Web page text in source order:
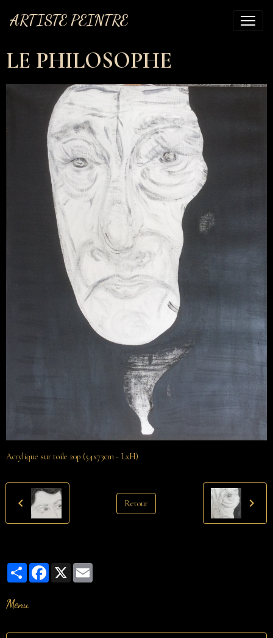
ARTISTE PEINTRE
LE PHILOSOPHE
Acrylique sur toile 20p (54x73cm - LxH)
Retour
PartagerFacebook
X
Menu